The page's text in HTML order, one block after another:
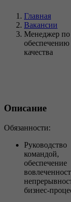
Главная
Вакансии
Менеджер по
обеспечению
качества
Описание
Обязанности:
Руководство
командой,
обеспечение
бизнес-